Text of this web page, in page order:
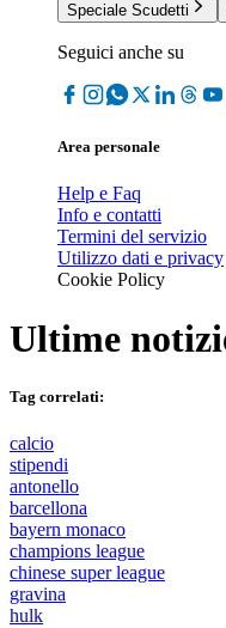
Speciale Scudetti
Seguici anche su
Area personale
Help e Faq
Info e contatti
Termini del servizio
Utilizzo dati e privacy
Cookie Policy
Ultime
Tag correlati:
calcio
stipendi
antonello
barcellona
bayern monaco
champions league
chinese super league
gravina
hulk